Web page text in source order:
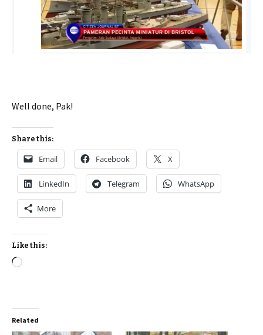
Well done, Pak!
Share this:
Email Facebook X
LinkedIn Telegram WhatsApp
More
Like this:
Loading…
Related